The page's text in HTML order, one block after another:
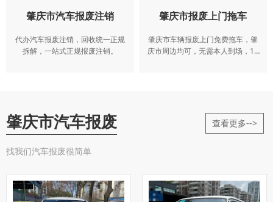
肇庆市汽车报废注销
代办汽车报废注销，回收统一正规
拆解，一站式正规报废注销。
肇庆市报废上门拖车
肇庆市车辆报废上门免费拖车，肇
庆市周边均可，无需本人到场，15
肇庆市汽车报废
找我们汽车报废很简单
查看更多-->